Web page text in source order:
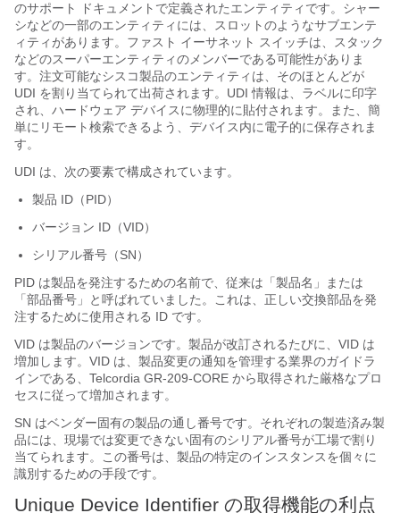
のサポート ドキュメントで定義されたエンティティです。シャー
シなどの一部のエンティティには、スロットのようなサブエンテ
ィティがあります。ファスト イーサネット スイッチは、スタック
などのスーパーエンティティのメンバーである可能性がありま
す。注文可能なシスコ製品のエンティティは、そのほとんどが
UDI を割り当てられて出荷されます。UDI 情報は、ラベルに印字
され、ハードウェア デバイスに物理的に貼付されます。また、簡
単にリモート検索できるよう、デバイス内に電子的に保存されま
す。
UDI は、次の要素で構成されています。
製品 ID（PID）
バージョン ID（VID）
シリアル番号（SN）
PID は製品を発注するための名前で、従来は「製品名」または
「部品番号」と呼ばれていました。これは、正しい交換部品を発
注するために使用される ID です。
VID は製品のバージョンです。製品が改訂されるたびに、VID は
増加します。VID は、製品変更の通知を管理する業界のガイドラ
インである、Telcordia GR-209-CORE から取得された厳格なプロ
セスに従って増加されます。
SN はベンダー固有の製品の通し番号です。それぞれの製造済み製
品には、現場では変更できない固有のシリアル番号が工場で割り
当てられます。この番号は、製品の特定のインスタンスを個々に
識別するための手段です。
Unique Device Identifier の取得機能の利点